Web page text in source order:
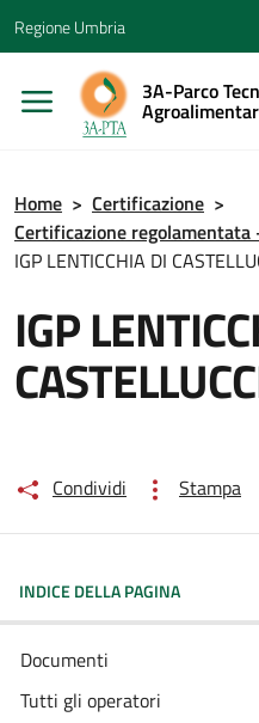
Vai al menu di navigazione
Vai al footer
Regione Umbria
3A-Parco
Home > Certificazione >
Certificazione regolamentata
IGP LENTICCHIA DI
IGP
Condividi Stampa
INDICE DELLA PAGINA
Documenti
Tutti gli operatori